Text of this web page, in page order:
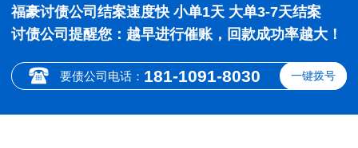
福豪讨债公司结案速度快 小单1天 大单3-7天结案
讨债公司提醒您：越早进行催账，回款成功率越大！
要债公司电话： 181-1091-8030 一键拨号